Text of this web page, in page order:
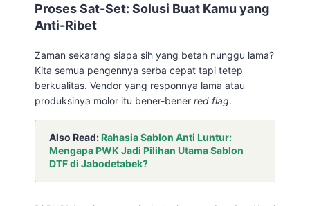
Proses Sat-Set: Solusi Buat Kamu yang
Anti-Ribet
Zaman sekarang siapa sih yang betah nunggu lama?
Kita semua pengennya serba cepat tapi tetep
berkualitas. Vendor yang responnya lama atau
produksinya molor itu bener-bener red flag.
Also Read:Rahasia Sablon Anti Luntur:
Mengapa PWK Jadi Pilihan Utama Sablon
DTF di Jabodetabek?